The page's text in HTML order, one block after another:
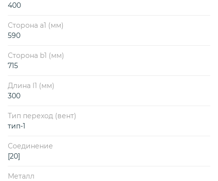
400
Сторона a1 (мм)
590
Сторона b1 (мм)
715
Длина l1 (мм)
300
Тип переход (вент)
тип-1
Соединение
[20]
Металл